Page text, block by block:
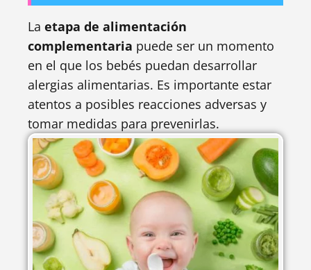
La etapa de alimentación
complementaria puede ser un momento
en el que los bebés puedan desarrollar
alergias alimentarias. Es importante estar
atentos a posibles reacciones adversas y
tomar medidas para prevenirlas.